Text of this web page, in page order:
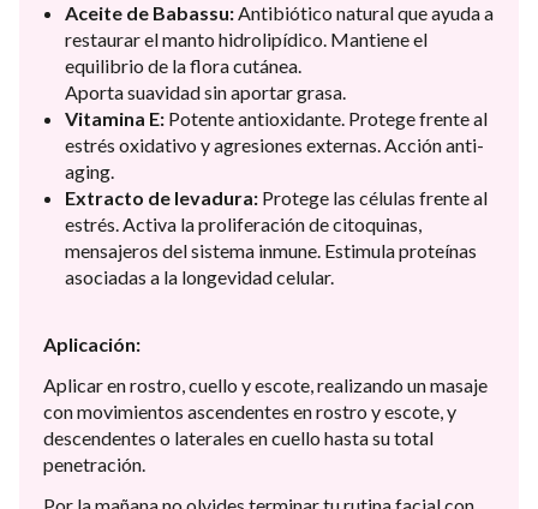
Aceite de Babassu: Antibiótico natural que ayuda a
restaurar el manto hidrolipídico. Mantiene el
equilibrio de la flora cutánea.
Aporta suavidad sin aportar grasa.
Vitamina E: Potente antioxidante. Protege frente al
estrés oxidativo y agresiones externas. Acción anti-
aging.
Extracto de levadura: Protege las células frente al
estrés. Activa la proliferación de citoquinas,
mensajeros del sistema inmune. Estimula proteínas
asociadas a la longevidad celular.
Aplicación:
Aplicar en rostro, cuello y escote, realizando un masaje
con movimientos ascendentes en rostro y escote, y
descendentes o laterales en cuello hasta su total
penetración.